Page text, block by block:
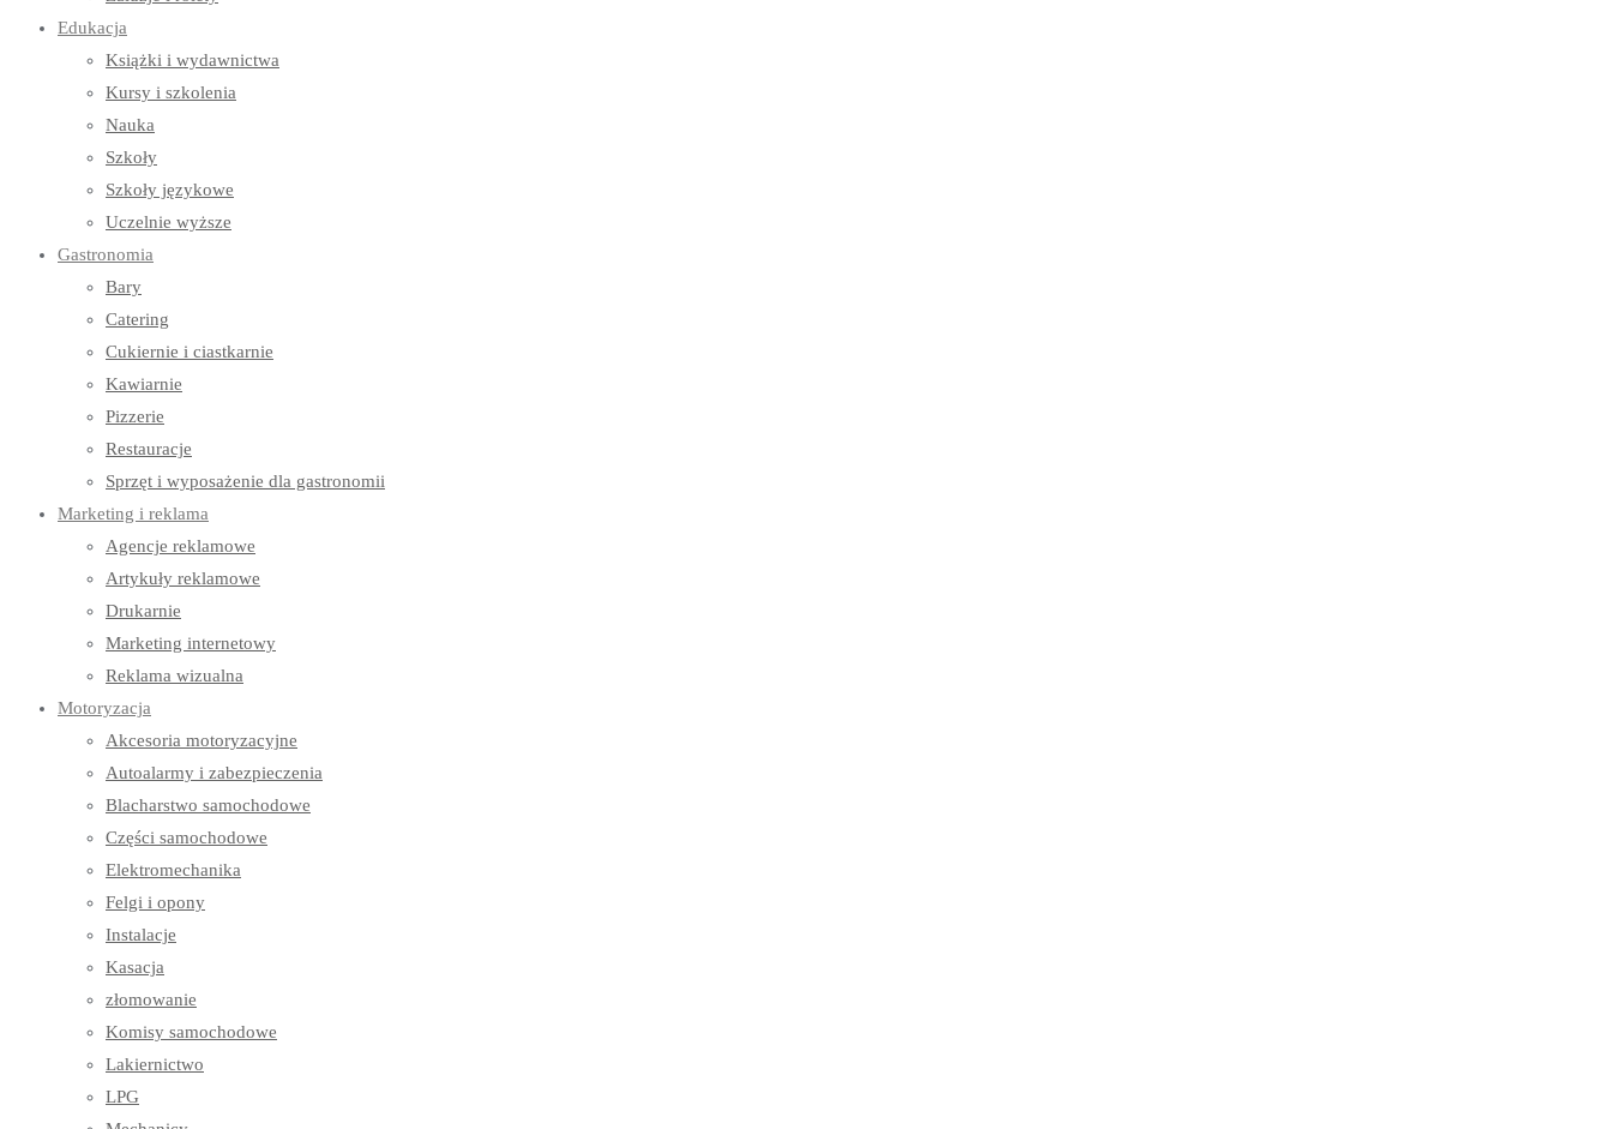
Edukacja
Książki i wydawnictwa
Kursy i szkolenia
Nauka
Szkoły
Szkoły językowe
Uczelnie wyższe
Gastronomia
Bary
Catering
Cukiernie i ciastkarnie
Kawiarnie
Pizzerie
Restauracje
Sprzęt i wyposażenie dla gastronomii
Marketing i reklama
Agencje reklamowe
Artykuły reklamowe
Drukarnie
Marketing internetowy
Reklama wizualna
Motoryzacja
Akcesoria motoryzacyjne
Autoalarmy i zabezpieczenia
Blacharstwo samochodowe
Części samochodowe
Elektromechanika
Felgi i opony
Instalacje
Kasacja
złomowanie
Komisy samochodowe
Lakiernictwo
LPG